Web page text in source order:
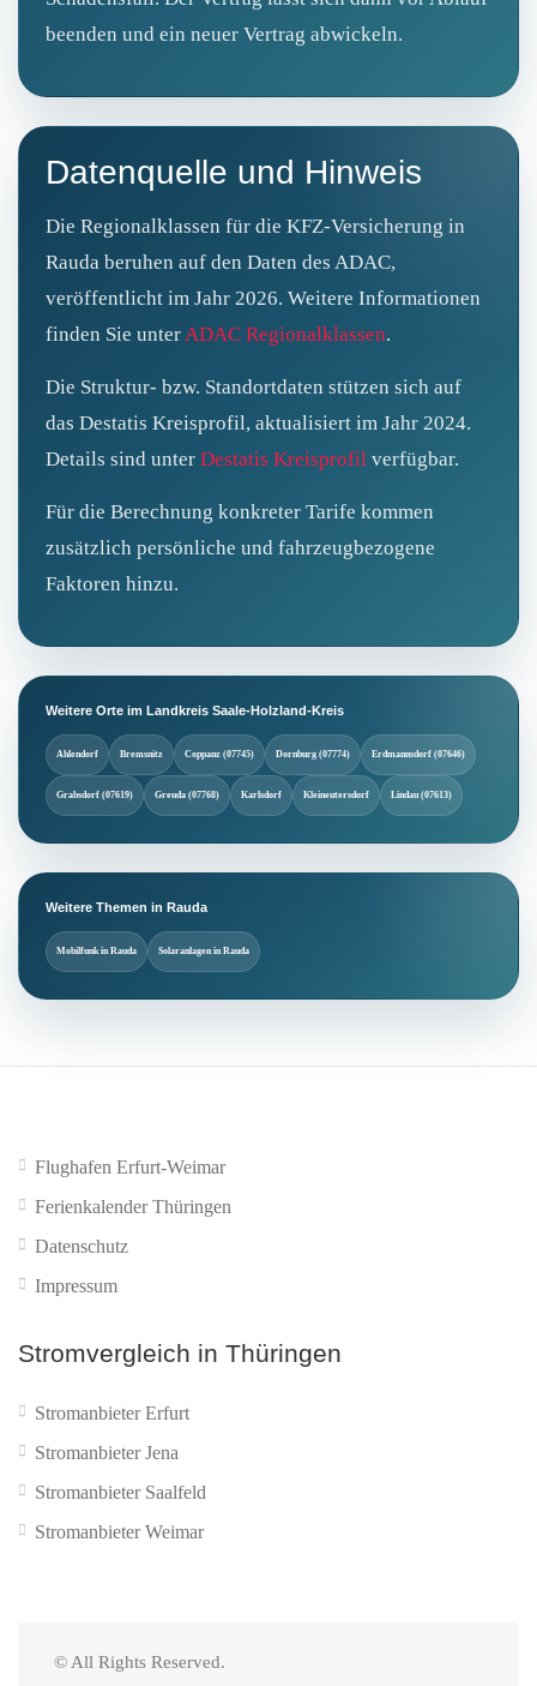
beenden und ein neuer Vertrag abwickeln.
Datenquelle und Hinweis
Die Regionalklassen für die KFZ‑Versicherung in
Rauda beruhen auf den Daten des ADAC,
veröffentlicht im Jahr 2026. Weitere Informationen
finden Sie unter ADAC Regionalklassen.
Die Struktur‑ bzw. Standortdaten stützen sich auf
das Destatis Kreisprofil, aktualisiert im Jahr 2024.
Details sind unter Destatis Kreisprofil verfügbar.
Für die Berechnung konkreter Tarife kommen
zusätzlich persönliche und fahrzeugbezogene
Faktoren hinzu.
Weitere Orte im Landkreis Saale-Holzland-Kreis
Ahlendorf Bremsnitz Coppanz (07745) Dornburg (07774) Erdmannsdorf (07646)
Grabsdorf (07619) Greuda (07768) Karlsdorf Kleineutersdorf Lindau (07613)
Weitere Themen in Rauda
Mobilfunk in Rauda Solaranlagen in Rauda
Flughafen Erfurt-Weimar
Ferienkalender Thüringen
Datenschutz
Impressum
Stromvergleich in Thüringen
Stromanbieter Erfurt
Stromanbieter Jena
Stromanbieter Saalfeld
Stromanbieter Weimar
© All Rights Reserved.